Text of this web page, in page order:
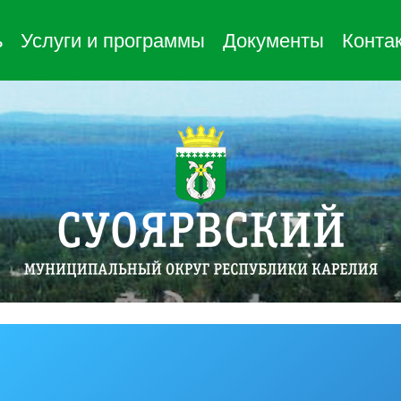
Услуги и программы Документы